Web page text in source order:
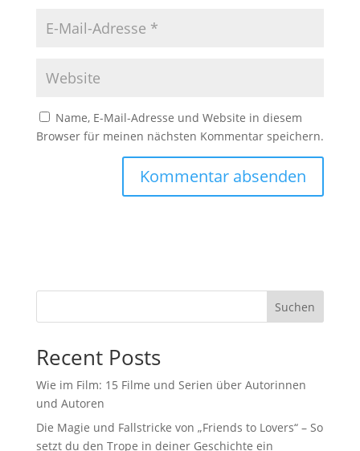
Name, E-Mail-Adresse und Website in diesem
Browser für meinen nächsten Kommentar speichern.
Suchen
Recent Posts
Wie im Film: 15 Filme und Serien über Autorinnen
und Autoren
Die Magie und Fallstricke von „Friends to Lovers“ – So
setzt du den Trope in deiner Geschichte ein